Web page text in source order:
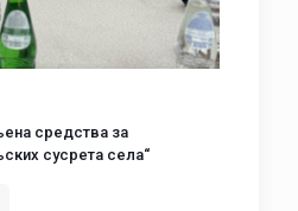
средства за
сусрета села“